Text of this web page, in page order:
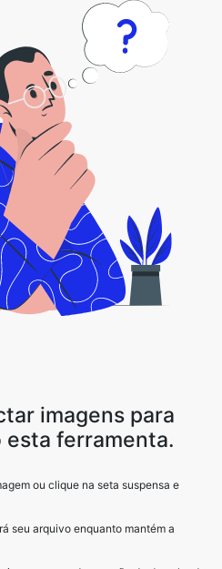
imagens para
ou clique na seta suspensa e
seu arquivo enquanto mantém a
imagem usando a opção de download.